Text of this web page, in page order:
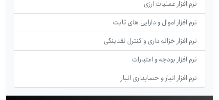
نرم افزار عملیات ارزی
نرم افزار اموال و دارایی های ثابت
نرم افزار خزانه داری و کنترل نقدینگی
نرم افزار بودجه و اعتبارات
نرم افزار انبار و حسابداری انبار